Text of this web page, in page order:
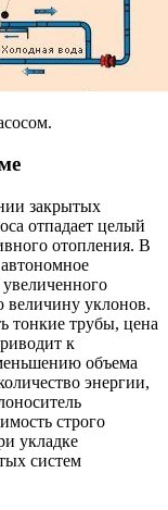
закрытых
отпадает целый
отопления. В
величину уклонов.
тонкие трубы, цена
к
объема
энергии,
строго
укладке
систем